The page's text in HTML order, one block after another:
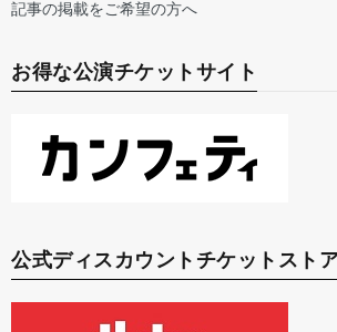
記事の掲載をご希望の方へ
お得な公演チケットサイト
公式ディスカウントチケットスト